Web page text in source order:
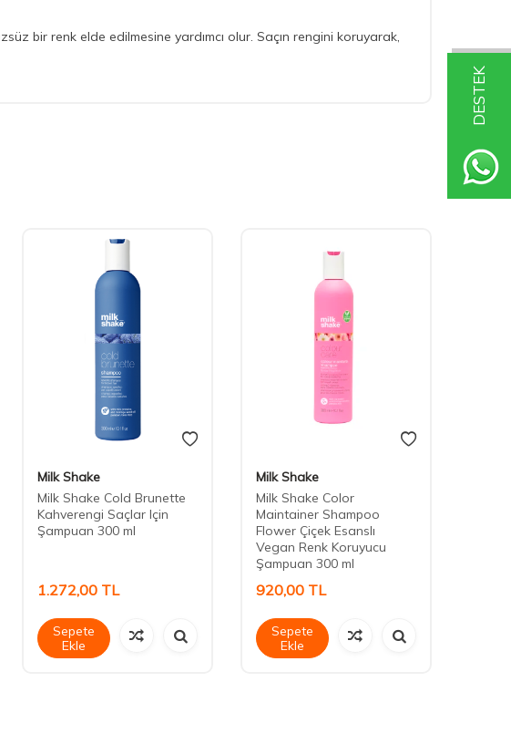
DESTEK
bir renk elde edilmesine yardımcı olur. Saçın rengini koruyarak,
Milk Shake
Milk Shake Cold Brunette
Kahverengi Saçlar Için
Şampuan 300 ml
1.272,00 TL
Sepete
Ekle
Milk Shake
Milk Shake Color
Maintainer Shampoo
Flower Çiçek Esanslı
Vegan Renk Koruyucu
Şampuan 300 ml
920,00 TL
Sepete
Ekle